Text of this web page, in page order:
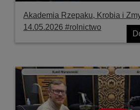
Akademia Rzepaku, Krobia i
14.05.2026 #rolnictwo